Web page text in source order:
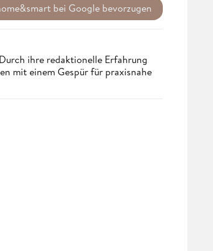
bei Google bevorzugen
ihre redaktionelle Erfahrung
mit einem Gespür für praxisnahe